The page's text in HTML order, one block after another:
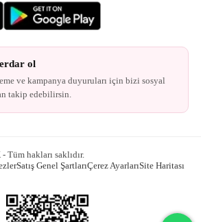
ol
ve kampanya duyuruları için bizi sosyal
takip edebilirsin.
hakları saklıdır.
Satış Genel ŞartlarıÇerez AyarlarıSite Haritası